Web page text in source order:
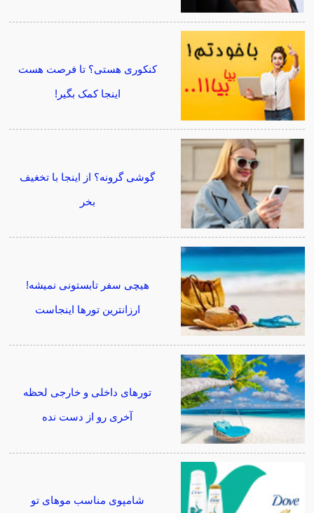
کنکوری هستی؟ تا فرصت هست
اینجا کمک بگیر!
گوشی گرونه؟ از اینجا با تخغیف
بخر
هیچی سفر تابستونی نمیشه!
ارزانترین تورها اینجاست
تورهای داخلی و خارجی لحظه
آخری رو از دست نده
شامپوی مناسب موهای تو